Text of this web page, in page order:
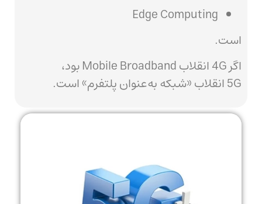
Edge Computing
است.
اگر 4G انقلاب Mobile Broadband بود،
5G انقلاب «شبکه به‌عنوان پلتفرم» است.